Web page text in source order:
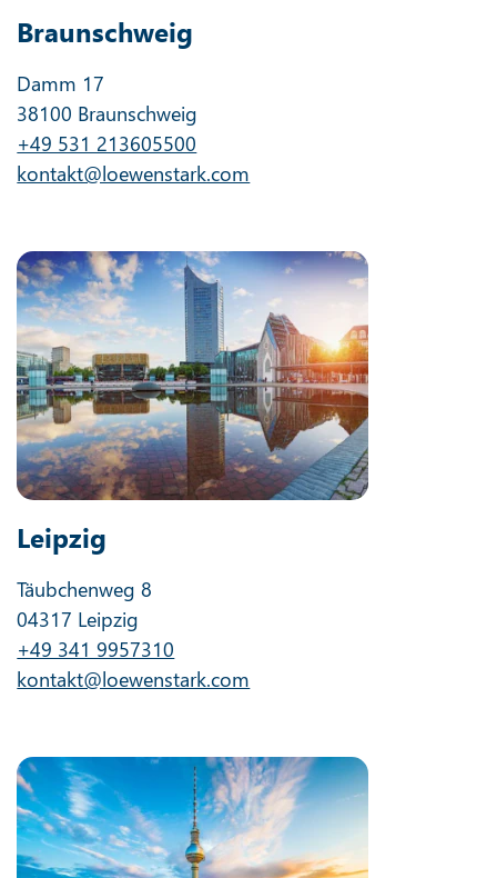
Braunschweig
Damm 17
38100 Braunschweig
+49 531 213605500
kontakt@loewenstark.com
Leipzig
Täubchenweg 8
04317 Leipzig
+49 341 9957310
kontakt@loewenstark.com